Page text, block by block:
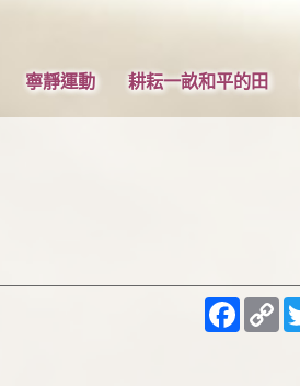
寧靜運動 耕耘一畝和平的田